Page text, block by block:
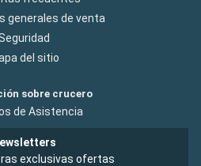
generales de venta
del sitio
sobre crucero
de Asistencia
exclusivas ofertas